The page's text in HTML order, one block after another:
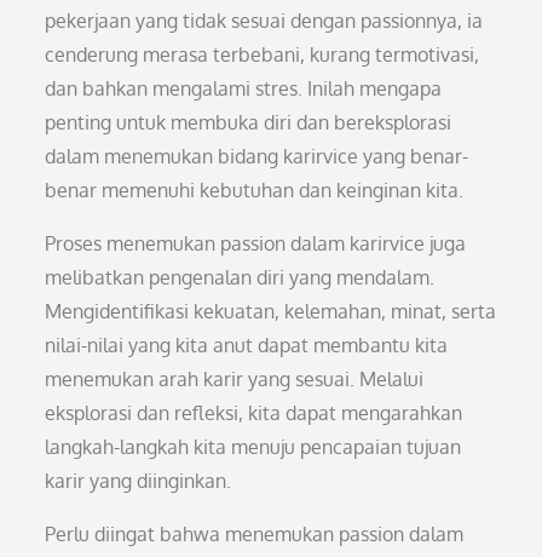
pekerjaan yang tidak sesuai dengan passionnya, ia
cenderung merasa terbebani, kurang termotivasi,
dan bahkan mengalami stres. Inilah mengapa
penting untuk membuka diri dan bereksplorasi
dalam menemukan bidang karirvice yang benar-
benar memenuhi kebutuhan dan keinginan kita.
Proses menemukan passion dalam karirvice juga
melibatkan pengenalan diri yang mendalam.
Mengidentifikasi kekuatan, kelemahan, minat, serta
nilai-nilai yang kita anut dapat membantu kita
menemukan arah karir yang sesuai. Melalui
eksplorasi dan refleksi, kita dapat mengarahkan
langkah-langkah kita menuju pencapaian tujuan
karir yang diinginkan.
Perlu diingat bahwa menemukan passion dalam